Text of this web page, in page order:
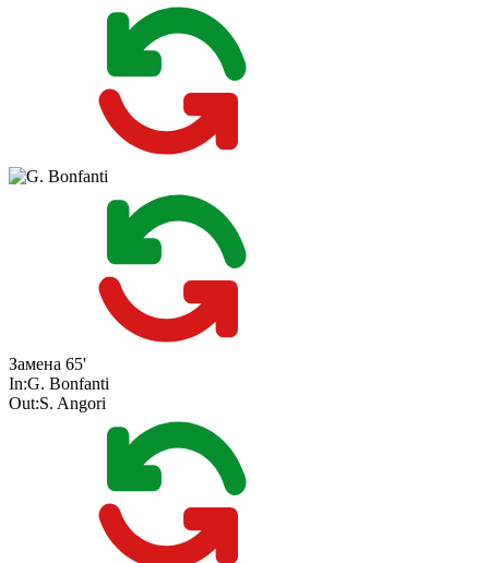
Замена 65'
In:G. Bonfanti
Out:S. Angori